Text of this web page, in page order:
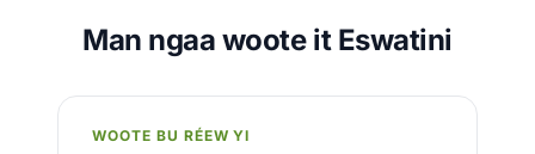
Man ngaa woote it Eswatini
WOOTE BU RÉEW YI